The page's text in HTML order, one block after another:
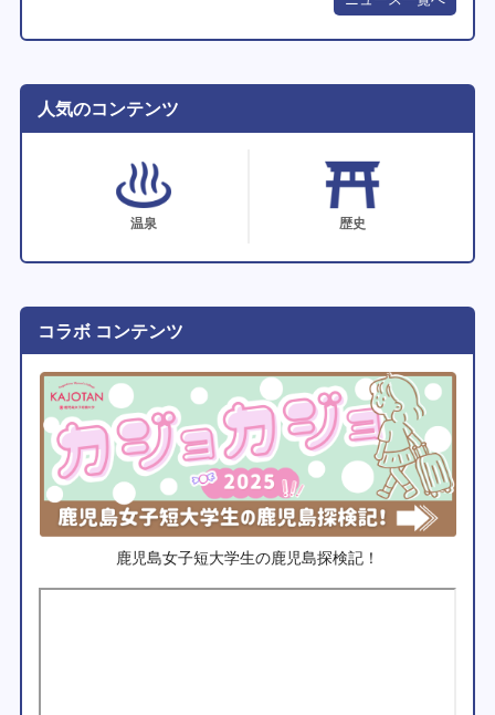
人気のコンテンツ
温泉 歴史
コラボ コンテンツ
鹿児島女子短大学生の鹿児島探検記！